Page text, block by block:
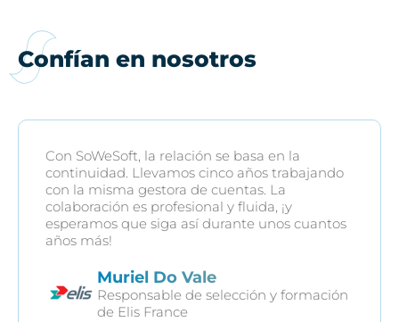
Confían en nosotros
Con SoWeSoft, la relación se basa en la
continuidad. Llevamos cinco años trabajando
con la misma gestora de cuentas. La
colaboración es profesional y fluida, ¡y
esperamos que siga así durante unos cuantos
años más!
Muriel Do Vale
Responsable de selección y formación
de Elis France